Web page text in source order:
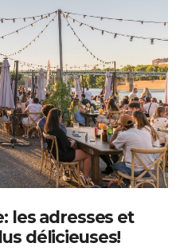
les adresses et
délicieuses!